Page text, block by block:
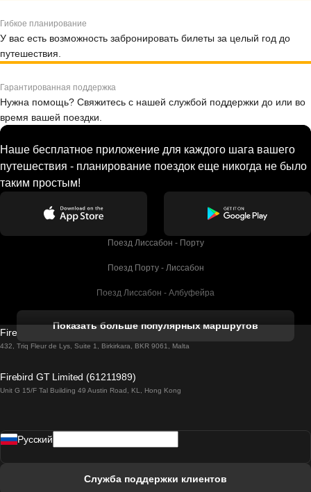
Гибкое планирование
У вас есть возможность забронировать билеты за целый год до
путешествия.
Гарантированная поддержка
Нужна помощь? Свяжитесь с нашей службой поддержки до или во
время вашей поездки.
Наше бесплатное приложение для каждого шага вашего
путешествия - планирование поездок еще никогда не было
таким простым!
Поезд Лиссабон - Порту
Поезд Порту - Лиссабон
Поезд Лиссабон - Албуфейра
Поезд Лиссабон - Лагос
Поезд Лиссабон - Мадрид
Показать больше популярных маршрутов
Firebird GT Limited (OC 1451)
432, Triq Fleur de Lys, Suite 1, Birkirkara, BKR 9061, Malta
Firebird GT Limited (61211989)
Unit G 15/F Tal Building 49 Austin Road, KL, Hong Kong
Pусский
Служба поддержки клиентов